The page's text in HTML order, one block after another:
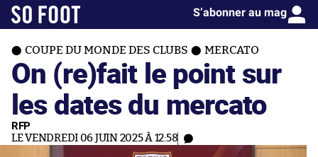
S’abonner au mag
COUPE DU MONDE DES CLUBS MERCATO
On (re)fait le point sur
les dates du mercato
RFP
LE VENDREDI 06 JUIN 2025 À 12:58